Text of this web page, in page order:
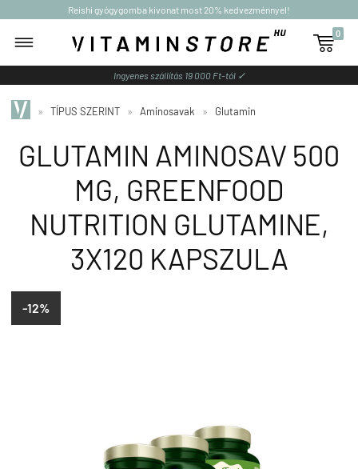
Reishi gyógygomba kivonat most 20% kedvezménnyel!

0
Ingyenes szállítás 19 000 Ft-tól ✓
» TÍPUS SZERINT » Aminosavak » Glutamin
GLUTAMIN AMINOSAV 500
MG, GREENFOOD
NUTRITION GLUTAMINE,
3X120 KAPSZULA
-12%